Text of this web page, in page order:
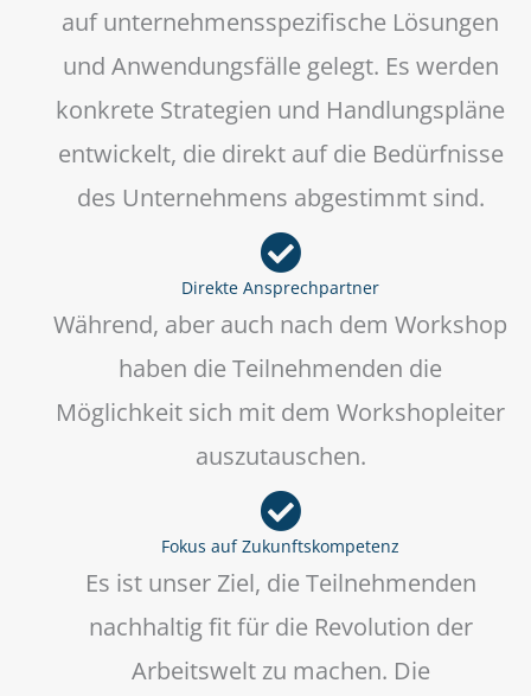
auf unternehmensspezifische Lösungen
und Anwendungsfälle gelegt. Es werden
konkrete Strategien und Handlungspläne
entwickelt, die direkt auf die Bedürfnisse
des Unternehmens abgestimmt sind.
Direkte Ansprechpartner
Während, aber auch nach dem Workshop
haben die Teilnehmenden die
Möglichkeit sich mit dem Workshopleiter
auszutauschen.
Fokus auf Zukunftskompetenz
Es ist unser Ziel, die Teilnehmenden
nachhaltig fit für die Revolution der
Arbeitswelt zu machen. Die